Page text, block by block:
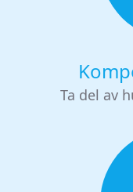
Ta del av